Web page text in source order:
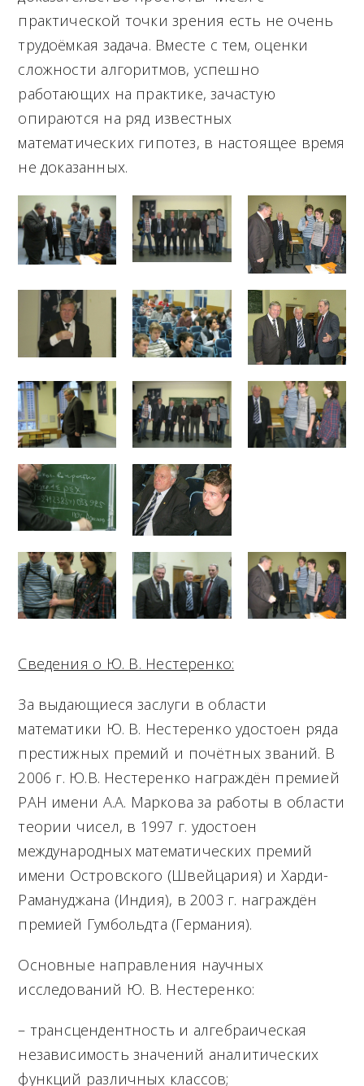
практической точки зрения есть не очень
трудоёмкая задача. Вместе с тем, оценки
сложности алгоритмов, успешно
работающих на практике, зачастую
опираются на ряд известных
математических гипотез, в настоящее время
не доказанных.
Сведения о Ю. В. Нестеренко:
За выдающиеся заслуги в области
математики Ю. В. Нестеренко удостоен ряда
престижных премий и почётных званий. В
2006 г. Ю.В. Нестеренко награждён премией
РАН имени А.А. Маркова за работы в области
теории чисел, в 1997 г. удостоен
международных математических премий
имени Островского (Швейцария) и Харди-
Рамануджана (Индия), в 2003 г. награждён
премией Гумбольдта (Германия).
Основные направления научных
исследований Ю. В. Нестеренко:
– трансцендентность и алгебраическая
независимость значений аналитических
функций различных классов;